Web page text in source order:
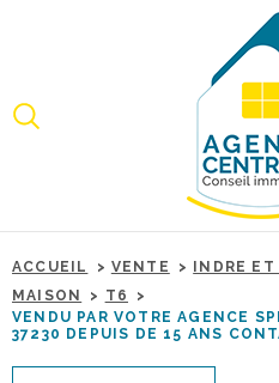
recherche
principal
ACCUEIL VENTE INDRE
MAISON
T6
VENDU PAR VOTRE AGENCE
37230 DEPUIS DE 15 ANS